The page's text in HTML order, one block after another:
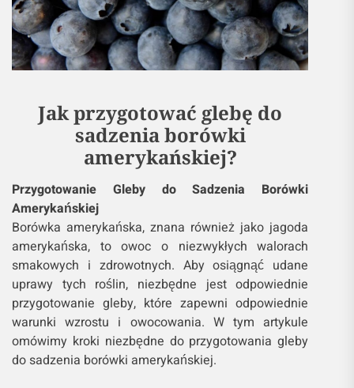
Jak przygotować glebę do
sadzenia borówki
amerykańskiej?
Przygotowanie Gleby do Sadzenia Borówki
Amerykańskiej
Borówka amerykańska, znana również jako jagoda
amerykańska, to owoc o niezwykłych walorach
smakowych i zdrowotnych. Aby osiągnąć udane
uprawy tych roślin, niezbędne jest odpowiednie
przygotowanie gleby, które zapewni odpowiednie
warunki wzrostu i owocowania. W tym artykule
omówimy kroki niezbędne do przygotowania gleby
do sadzenia borówki amerykańskiej.